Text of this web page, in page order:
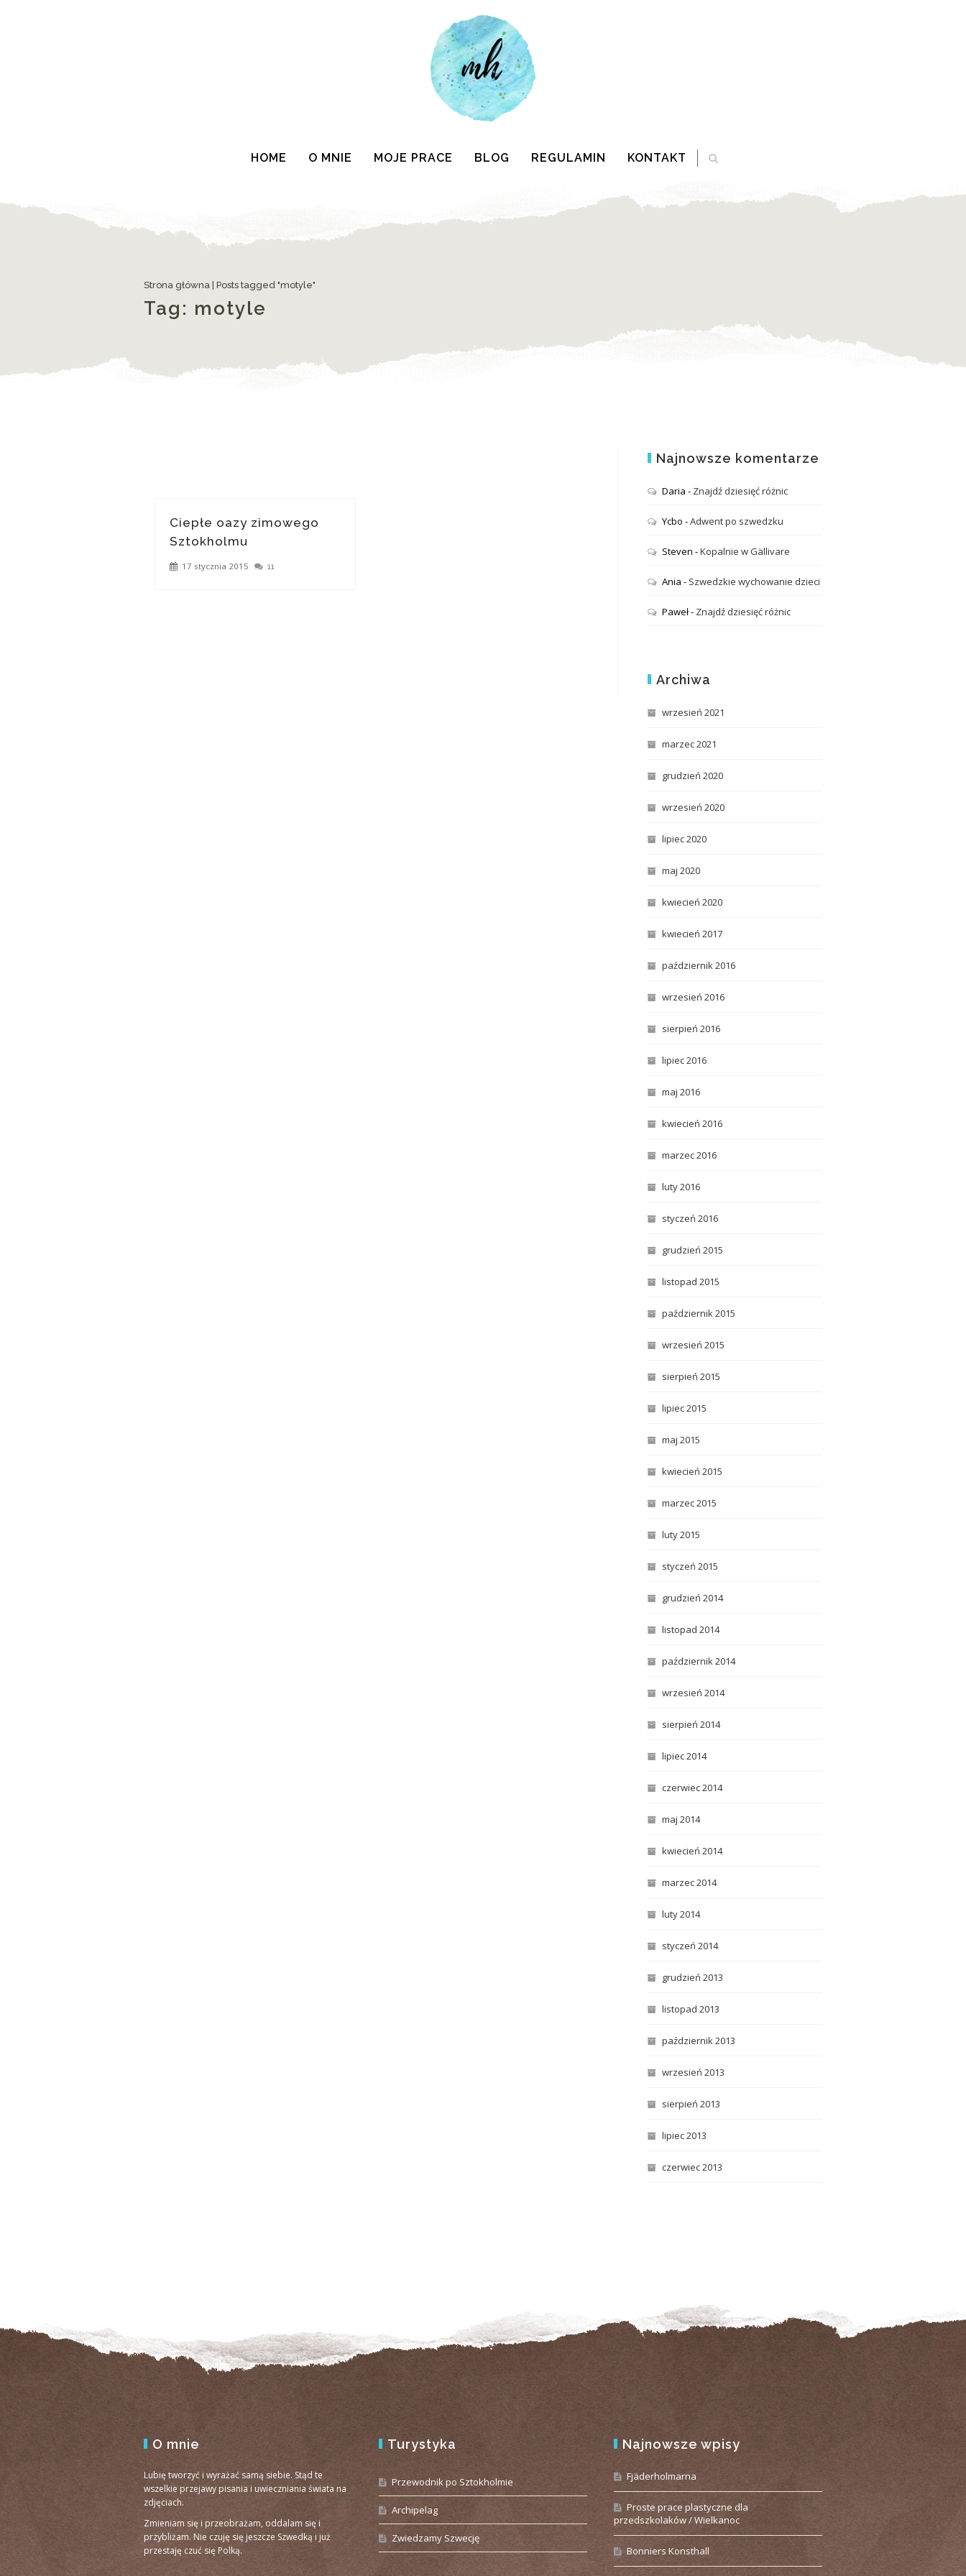
HOME O MNIE MOJE PRACE BLOG REGULAMIN KONTAKT
Strona główna Posts tagged "motyle"
Tag: motyle
Ciepłe oazy zimowego
Sztokholmu
17 stycznia 2015 11
Najnowsze komentarze
Daria - Znajdź dziesięć różnic
Ycbo -Adwent po szwedzku
Steven -Kopalnie w Gällivare
Ania - Szwedzkie wychowanie dzieci
Paweł- Znajdź dziesięć różnic
Archiwa
wrzesień 2021
marzec 2021
grudzień 2020
wrzesień 2020
lipiec 2020
maj 2020
kwiecień 2020
kwiecień 2017
październik 2016
wrzesień 2016
sierpień 2016
lipiec 2016
maj 2016
kwiecień 2016
marzec 2016
luty 2016
styczeń 2016
grudzień 2015
listopad 2015
październik 2015
wrzesień 2015
sierpień 2015
lipiec 2015
maj 2015
kwiecień 2015
marzec 2015
luty 2015
styczeń 2015
grudzień 2014
listopad 2014
październik 2014
wrzesień 2014
sierpień 2014
lipiec 2014
czerwiec 2014
maj 2014
kwiecień 2014
marzec 2014
luty 2014
styczeń 2014
grudzień 2013
listopad 2013
październik 2013
wrzesień 2013
sierpień 2013
lipiec 2013
czerwiec 2013
O mnie
Lubię tworzyć i wyrażać samą siebie. Stąd te
wszelkie przejawy pisania i uwieczniania świata na
zdjęciach.
Zmieniam się i przeobrażam, oddalam się i
przybliżam. Nie czuję się jeszcze Szwedką i już
przestaję czuć się Polką.
Turystyka
Przewodnik po Sztokholmie
Archipelag
Zwiedzamy Szwecję
Najnowsze wpisy
Fjäderholmarna
Proste prace plastyczne dla
przedszkolaków / Wielkanoc
Bonniers Konsthall